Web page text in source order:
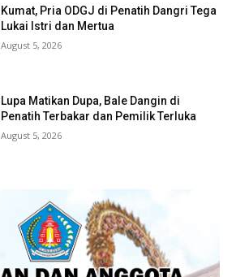
Kumat, Pria ODGJ di Penatih Dangri Tega
Lukai Istri dan Mertua
August 5, 2026
Lupa Matikan Dupa, Bale Dangin di
Penatih Terbakar dan Pemilik Terluka
August 5, 2026